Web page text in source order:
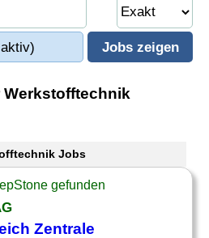
Jobs
gefunden
Zentrale